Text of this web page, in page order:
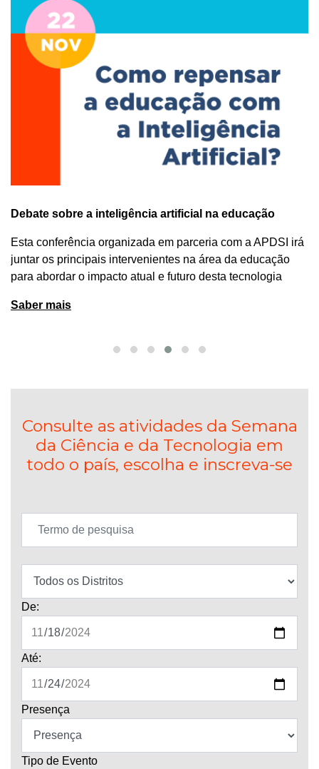
Debate sobre a inteligência artificial na educação
Esta conferência organizada em parceria com a APDSI irá
juntar os principais intervenientes na área da educação
para abordar o impacto atual e futuro desta tecnologia
Saber mais
Consulte as atividades da Semana
da Ciência e da Tecnologia em
todo o país, escolha e inscreva-se
De:
Até:
Presença
Tipo de Evento